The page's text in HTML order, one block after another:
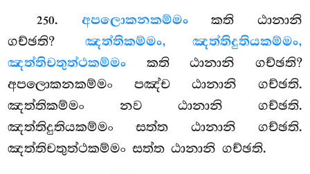
250. අපලොකනකම්මංකති ඨානානි
ගච්ඡති? ඤත්තිකම්මං, ඤත්තිදුතියකම්මං,
ඤත්තිචතුත්ථකම්මං කති ඨානානි ගච්ඡති?
අපලොකනකම්මං පඤ්ච ඨානානි ගච්ඡති.
ඤත්තිකම්මං නව ඨානානි ගච්ඡති.
ඤත්තිදුතියකම්මං සත්ත ඨානානි ගච්ඡති.
ඤත්තිචතුත්ථකම්මං සත්ත ඨානානි ගච්ඡති.